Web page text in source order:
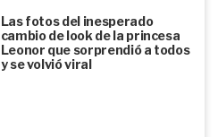
Las fotos del inesperado
cambio de look de la princesa
Leonor que sorprendió a todos
y se volvió viral